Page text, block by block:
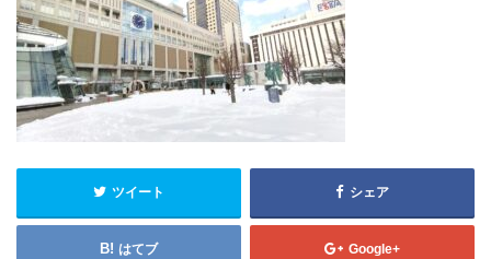
ツイート シェア
はてブ Google+